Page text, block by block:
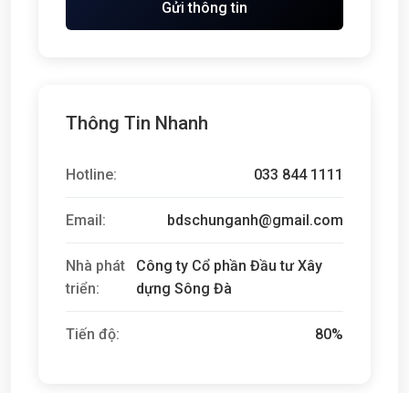
Gửi thông tin
Thông Tin Nhanh
Hotline: 033 844 1111
Email: bdschunganh@gmail.com
Nhà phát
triển:
Công ty Cổ phần Đầu tư Xây
dựng Sông Đà
Tiến độ: 80%